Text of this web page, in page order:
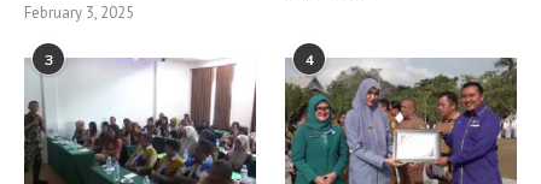
February 3, 2025
3 4